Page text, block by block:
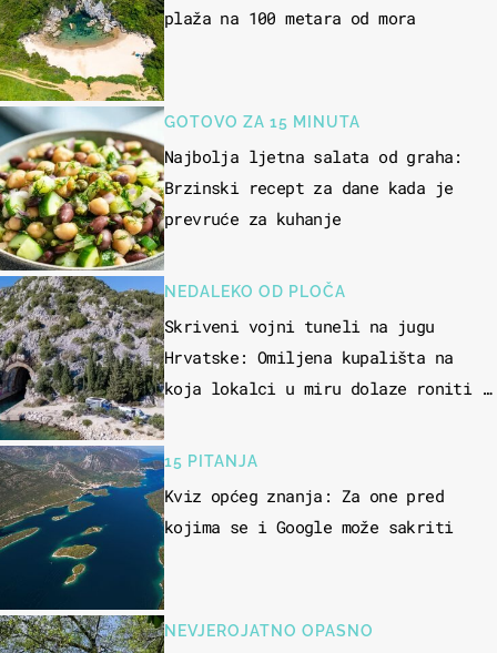
plaža na 100 metara od mora
GOTOVO ZA 15 MINUTA
Najbolja ljetna salata od graha:
Brzinski recept za dane kada je
prevruće za kuhanje
NEDALEKO OD PLOČA
Skriveni vojni tuneli na jugu
Hrvatske: Omiljena kupališta na
koja lokalci u miru dolaze roniti i
15 PITANJA
Kviz općeg znanja: Za one pred
kojima se i Google može sakriti
NEVJEROJATNO OPASNO